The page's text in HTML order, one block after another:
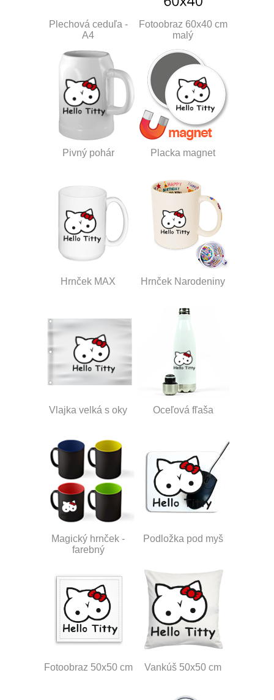
Plechová ceduľa -
A4
Fotoobraz 60x40 cm
malý
Pivný pohár Placka magnet
Hrnček MAX Hrnček Narodeniny
Vlajka velká s oky Oceľová fľaša
Magický hrnček -
farebný
Podložka pod myš
Fotoobraz 50x50 cm Vankúš 50x50 cm